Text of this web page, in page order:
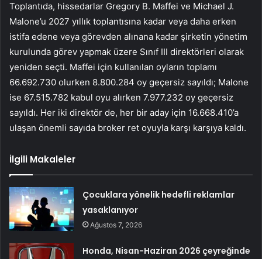
Toplantıda, hissedarlar Gregory B. Maffei ve Michael J.
Malone’u 2027 yıllık toplantısına kadar veya daha erken
istifa edene veya görevden alınana kadar şirketin yönetim
kurulunda görev yapmak üzere Sınıf III direktörleri olarak
yeniden seçti. Maffei için kullanılan oyların toplamı
66.692.730 olurken 8.800.284 oy geçersiz sayıldı; Malone
ise 67.515.782 kabul oyu alırken 7.977.232 oy geçersiz
sayıldı. Her iki direktör de, her bir aday için 16.668.410’a
ulaşan önemli sayıda broker ret oyuyla karşı karşıya kaldı.
İlgili Makaleler
Çocuklara yönelik hedefli reklamlar
yasaklanıyor
Ağustos 7, 2026
Honda, Nisan-Haziran 2026 çeyreğinde